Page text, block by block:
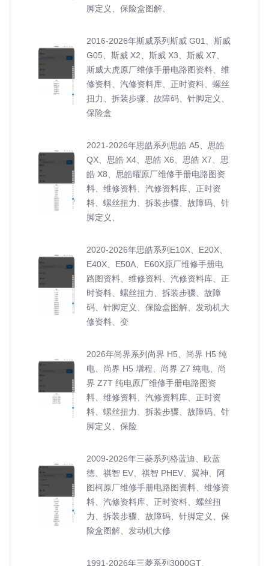
脚定义、保险盒图解、
2016-2026年斯威系列斯威 G01、斯威
G05、斯威 X2、斯威 X3、斯威 X7、
斯威大虎原厂维修手册电路图资料、维
修资料、汽修资料库、正时资料、螺丝
扭力、拆装步骤、故障码、针脚定义、
保险盒
2021-2026年思皓系列思皓 A5、思皓
QX、思皓 X4、思皓 X6、思皓 X7、思
皓 X8、思皓曜原厂维修手册电路图资
料、维修资料、汽修资料库、正时资
料、螺丝扭力、拆装步骤、故障码、针
脚定义、
2020-2026年思皓系列E10X、E20X、
E40X、E50A、E60X原厂维修手册电
路图资料、维修资料、汽修资料库、正
时资料、螺丝扭力、拆装步骤、故障
码、针脚定义、保险盒图解、发动机大
修资料、变
2026年尚界系列尚界 H5、尚界 H5 纯
电、尚界 H5 增程、尚界 Z7 纯电、尚
界 Z7T 纯电原厂维修手册电路图资
料、维修资料、汽修资料库、正时资
料、螺丝扭力、拆装步骤、故障码、针
脚定义、保险
2009-2026年三菱系列格蓝迪、欧蓝
德、祺智 EV、祺智 PHEV、翼神、阿
图柯原厂维修手册电路图资料、维修资
料、汽修资料库、正时资料、螺丝扭
力、拆装步骤、故障码、针脚定义、保
险盒图解、发动机大修
1991-2026年三菱系列3000GT、